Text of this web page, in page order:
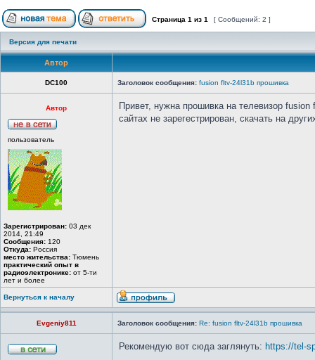
Страница 1 из 1 [ Сообщений: 2 ]
Версия для печати
Автор
DC100 Заголовок сообщения: fusion fltv-24l31b прошивка
Автор
пользователь
Зарегистрирован: 03 дек
2014, 21:49
Сообщения: 120
Откуда: Россия
место жительства: Тюмень
практический опыт в
радиоэлектронике: от 5-ти
лет и более
Привет, нужна прошивка на телевизор
сайтах не зарегестрирован, скачать на
Вернуться к началу
Evgeniy811 Заголовок сообщения: Re: fusion fltv-24l31b прошивка
Рекомендую вот сюда заглянуть: https://tel-